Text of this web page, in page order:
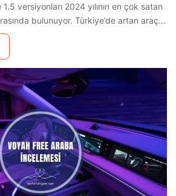
versiyonları 2024 yılının en çok satan
bulunuyor. Türkiye’de artan araç…